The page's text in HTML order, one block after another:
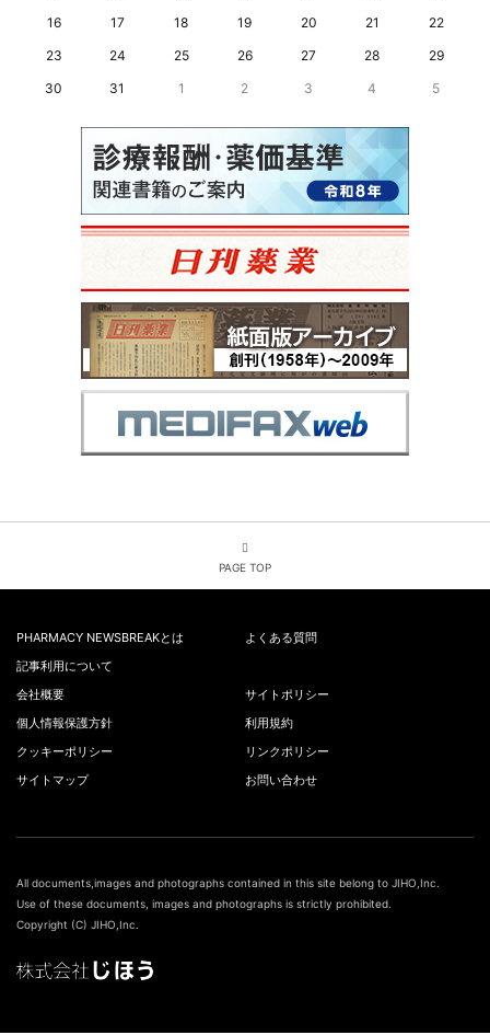
16
17 18 19 20 21
22
23
24 25 26 27 28
29
30
31 1 2 3 4 5
PAGE TOP
PHARMACY NEWSBREAKとは
よくある質問
記事利用について
会社概要
サイトポリシー
個人情報保護方針
利用規約
クッキーポリシー
リンクポリシー
サイトマップ
お問い合わせ
All documents,images and photographs contained in this site belong to JIHO,Inc.
Use of these documents, images and photographs is strictly prohibited.
Copyright (C) JIHO,Inc.